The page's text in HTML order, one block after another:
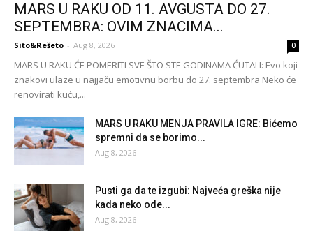
MARS U RAKU OD 11. AVGUSTA DO 27.
SEPTEMBRA: OVIM ZNACIMA...
Sito&Rešeto - Aug 8, 2026 0
MARS U RAKU ĆE POMERITI SVE ŠTO STE GODINAMA ĆUTALI: Evo koji
znakovi ulaze u najjaču emotivnu borbu do 27. septembra Neko će
renovirati kuću,...
MARS U RAKU MENJA PRAVILA IGRE: Bićemo
spremni da se borimo...
Aug 8, 2026
Pusti ga da te izgubi: Najveća greška nije
kada neko ode...
Aug 8, 2026